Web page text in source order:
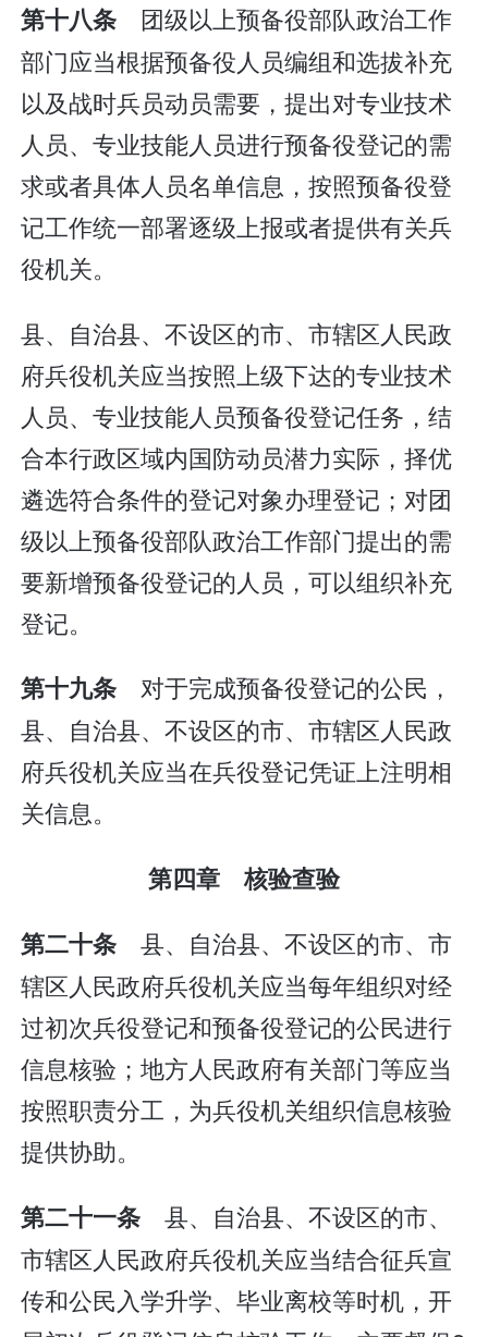
第十八条 团级以上预备役部队政治工作
部门应当根据预备役人员编组和选拔补充
以及战时兵员动员需要，提出对专业技术
人员、专业技能人员进行预备役登记的需
求或者具体人员名单信息，按照预备役登
记工作统一部署逐级上报或者提供有关兵
役机关。
县、自治县、不设区的市、市辖区人民政
府兵役机关应当按照上级下达的专业技术
人员、专业技能人员预备役登记任务，结
合本行政区域内国防动员潜力实际，择优
遴选符合条件的登记对象办理登记；对团
级以上预备役部队政治工作部门提出的需
要新增预备役登记的人员，可以组织补充
登记。
第十九条对于完成预备役登记的公民，
县、自治县、不设区的市、市辖区人民政
府兵役机关应当在兵役登记凭证上注明相
关信息。
第四章 核验查验
第二十条 县、自治县、不设区的市、市
辖区人民政府兵役机关应当每年组织对经
过初次兵役登记和预备役登记的公民进行
信息核验；地方人民政府有关部门等应当
按照职责分工，为兵役机关组织信息核验
提供协助。
第二十一条 县、自治县、不设区的市、
市辖区人民政府兵役机关应当结合征兵宣
传和公民入学升学、毕业离校等时机，开